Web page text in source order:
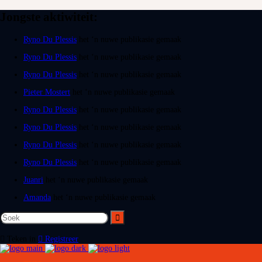
Ryno Du Plessis
Ryno Du Plessis
Ryno Du Plessis
Pieter Mostert
Ryno Du Plessis
Ryno Du Plessis
Ryno Du Plessis
Ryno Du Plessis
Juanri
Amanda
Registreer